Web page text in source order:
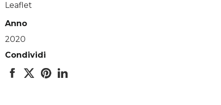
Leaflet
Anno
2020
Condividi